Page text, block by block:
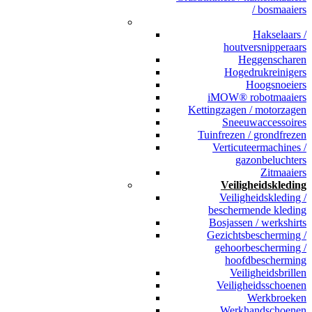
/ bosmaaiers
Hakselaars /
houtversnipperaars
Heggenscharen
Hogedrukreinigers
Hoogsnoeiers
iMOW® robotmaaiers
Kettingzagen / motorzagen
Sneeuwaccessoires
Tuinfrezen / grondfrezen
Verticuteermachines /
gazonbeluchters
Zitmaaiers
Veiligheidskleding
Veiligheidskleding /
beschermende kleding
Bosjassen / werkshirts
Gezichtsbescherming /
gehoorbescherming /
hoofdbescherming
Veiligheidsbrillen
Veiligheidsschoenen
Werkbroeken